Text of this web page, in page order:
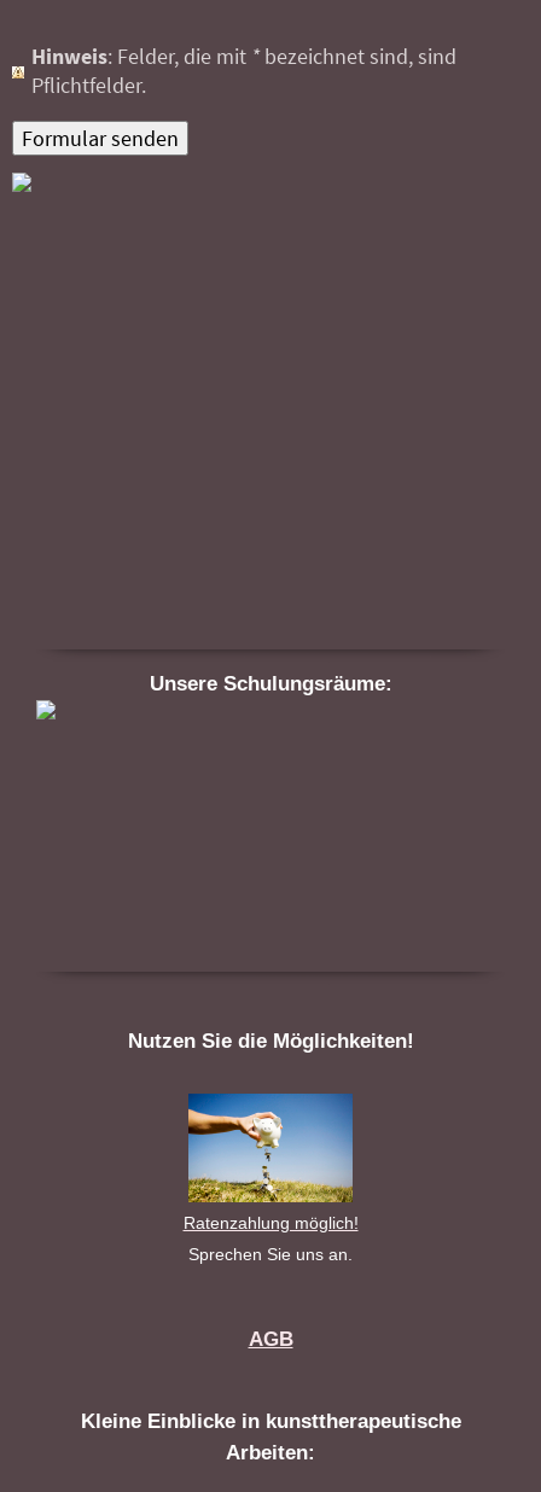
Hinweis : Felder, die mit *bezeichnet sind, sind
Pflichtfelder.
Unsere Schulungsräume:
Nutzen Sie die Möglichkeiten!
Ratenzahlung möglich!
Sprechen Sie uns an.
AGB
Kleine Einblicke in kunsttherapeutische
Arbeiten: